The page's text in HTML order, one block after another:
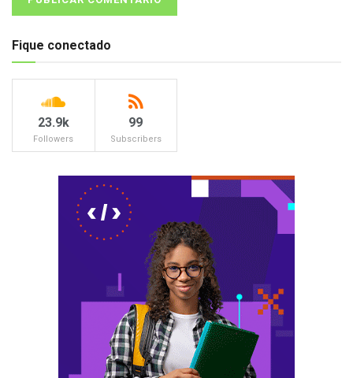
Fique conectado
23.9k
Followers
99
Subscribers